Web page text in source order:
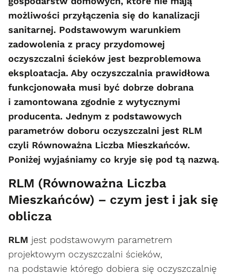
możliwości przyłączenia się do kanalizacji
sanitarnej. Podstawowym warunkiem
zadowolenia z pracy przydomowej
oczyszczalni ścieków jest bezproblemowa
eksploatacja. Aby oczyszczalnia prawidłowa
funkcjonowała musi być dobrze dobrana
i zamontowana zgodnie z wytycznymi
producenta. Jednym z podstawowych
parametrów doboru oczyszczalni jest RLM
czyli Równoważna Liczba Mieszkańców.
Poniżej wyjaśniamy co kryje się pod tą nazwą.
RLM (Równoważna Liczba
Mieszkańców) – czym jest i jak się
oblicza
RLM jest podstawowym parametrem
projektowym oczyszczalni ścieków,
na podstawie którego dobiera się oczyszczalnię